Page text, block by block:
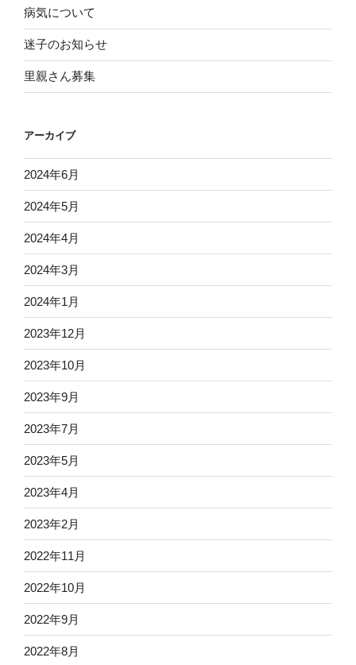
病気について
迷子のお知らせ
里親さん募集
アーカイブ
2024年6月
2024年5月
2024年4月
2024年3月
2024年1月
2023年12月
2023年10月
2023年9月
2023年7月
2023年5月
2023年4月
2023年2月
2022年11月
2022年10月
2022年9月
2022年8月